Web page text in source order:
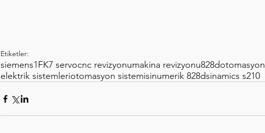
Etiketler:
siemens1FK7 servocnc revizyonumakina revizyonu828dotomasyon
elektrik sistemleriotomasyon sistemisinumerik 828dsinamics s210